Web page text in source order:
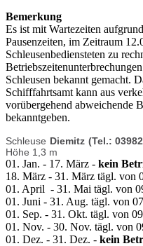
Bemerkung
Es ist mit Wartezeiten
Pausenzeiten, im Zeitraum
Schleusenbediensteten zu
Schleusen bekannt gemacht.
Schifffahrtsamt kann aus
vorübergehend abweichende
bekanntgeben.
Schleuse Diemitz (Tel.:
Höhe 1,3 m
01. Jan. - 17. März - kein
18. März - 31. März tägl. von
01. April - 31. Mai tägl. von
01. Juni - 31. Aug. tägl. von
01. Sep. - 31. Okt. tägl. von
01. Nov. - 30. Nov. tägl. von
01. Dez. - 31. Dez. - kein